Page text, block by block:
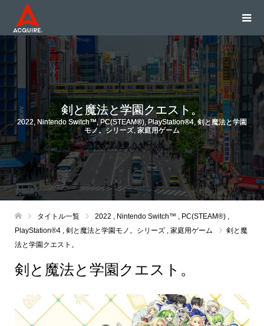
剣と魔法と学園クエスト。
2022,Nintendo Switch™,PC(STEAM®),PlayStation®4,剣と魔法と学園
モノ。シリーズ, 家庭用ゲーム
タイトル一覧 2022 Nintendo Switch™ PC(STEAM®)
PlayStation®4
剣と魔法と学園モノ。シリーズ 家庭用ゲーム
剣と魔
法と学園クエスト。
剣と魔法と学園クエスト。